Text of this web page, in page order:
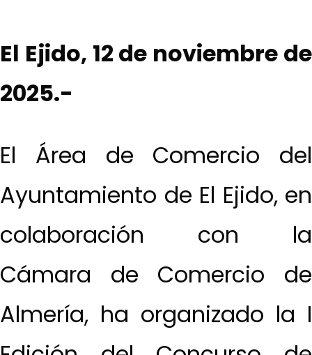
El Ejido, 12 de noviembre de
2025.-
El Área de Comercio del
Ayuntamiento de El Ejido, en
colaboración con la
Cámara de Comercio de
Almería, ha organizado la I